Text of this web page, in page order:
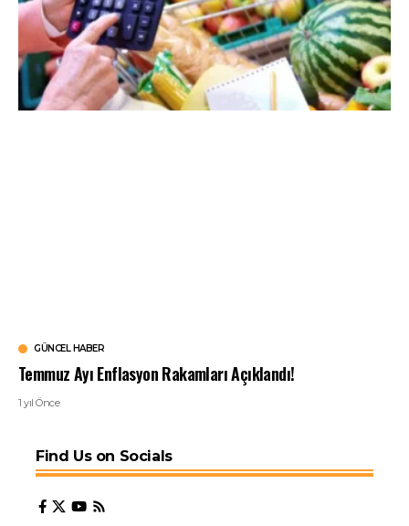
GÜNCEL HABER
Temmuz Ayı Enflasyon Rakamları Açıklandı!
1 yıl Önce
Find Us on Socials